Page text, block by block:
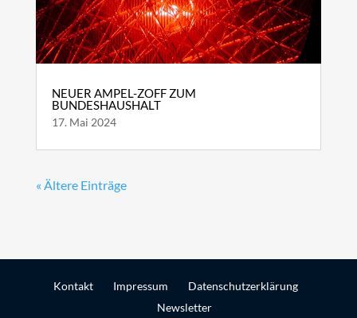
NEUER AMPEL-ZOFF ZUM
BUNDESHAUSHALT
17. Mai 2024
« Ältere Einträge
Kontakt Impressum
Datenschutzerklärung
Newsletter